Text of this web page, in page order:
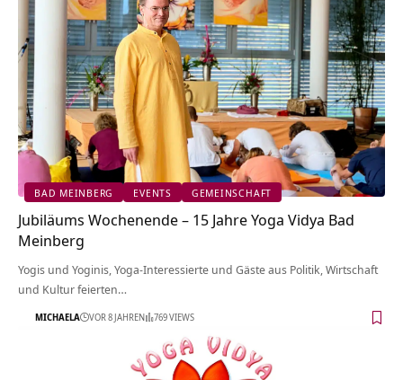
BAD MEINBERG EVENTS GEMEINSCHAFT
Jubiläums Wochenende – 15 Jahre Yoga Vidya Bad
Meinberg
Yogis und Yoginis, Yoga-Interessierte und Gäste aus Politik, Wirtschaft
und Kultur feierten…
MICHAELA VOR 8 JAHREN 769 VIEWS